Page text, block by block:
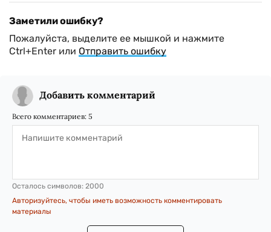
Заметили ошибку?
Пожалуйста, выделите ее мышкой и нажмите
Ctrl+Enter или Отправить ошибку
Добавить комментарий
Всего комментариев: 5
Осталось символов: 2000
Авторизуйтесь, чтобы иметь возможность комментировать
материалы